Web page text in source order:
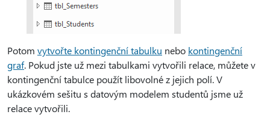
Potom vytvořte kontingenční tabulku nebo kontingenční
graf. Pokud jste už mezi tabulkami vytvořili relace, můžete v
kontingenční tabulce použít libovolné z jejich polí. V
ukázkovém sešitu s datovým modelem studentů jsme už
relace vytvořili.